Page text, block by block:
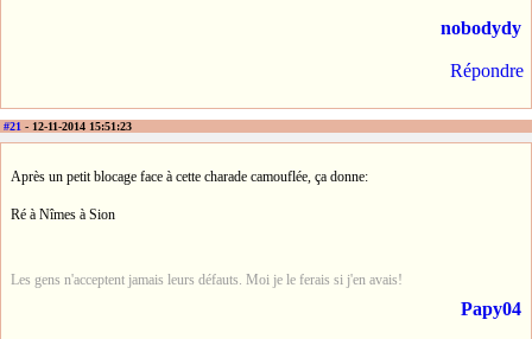
nobodydy
Répondre
#21 - 12-11-2014 15:51:23
Après un petit blocage face à cette charade camouflée, ça donne:
Ré à Nîmes à Sion
Les gens n'acceptent jamais leurs défauts. Moi je le ferais si j'en avais!
Papy04